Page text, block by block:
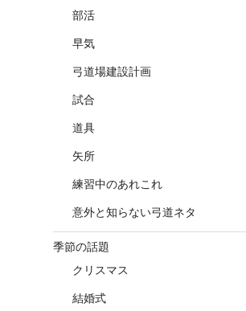
部活
早気
弓道場建設計画
試合
道具
矢所
練習中のあれこれ
意外と知らない弓道ネタ
季節の話題
クリスマス
結婚式